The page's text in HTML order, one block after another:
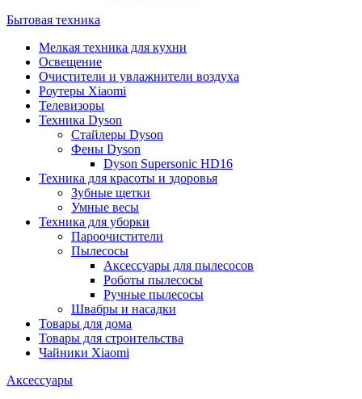
Бытовая техника
Мелкая техника для кухни
Освещение
Очистители и увлажнители воздуха
Роутеры Xiaomi
Телевизоры
Техника Dyson
Стайлеры Dyson
Фены Dyson
Dyson Supersonic HD16
Техника для красоты и здоровья
Зубные щетки
Умные весы
Техника для уборки
Пароочистители
Пылесосы
Аксессуары для пылесосов
Роботы пылесосы
Ручные пылесосы
Швабры и насадки
Товары для дома
Товары для строительства
Чайники Xiaomi
Аксессуары